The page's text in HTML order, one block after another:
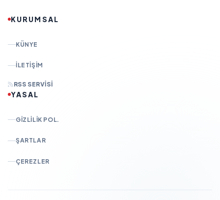
KURUMSAL
KÜNYE
İLETIŞIM
RSS SERVISI
YASAL
GIZLILIK POL.
ŞARTLAR
ÇEREZLER